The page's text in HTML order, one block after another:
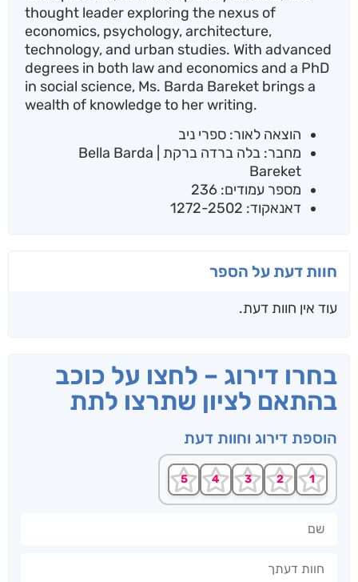
thought leader exploring the nexus of
economics, psychology, architecture,
technology, and urban studies. With advanced
degrees in both law and economics and a PhD
in social science, Ms. Barda Bareket brings a
wealth of knowledge to her writing.
הוצאה לאור: ספרי ניב
מחבר: בלה ברדה ברקת | Bella Barda
Bareket
מספר עמודים: 236
דאנאקוד: 1272-2502
חוות דעת על הספר
עוד אין חוות דעת.
בחרו דירוג – לחצו על כוכב
בהתאם לציון שתרצו לתת
הוספת דירוג וחוות דעת